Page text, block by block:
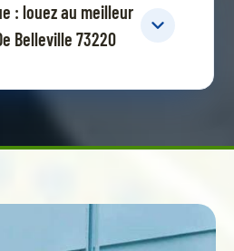
: louez au meilleur
Belleville 73220